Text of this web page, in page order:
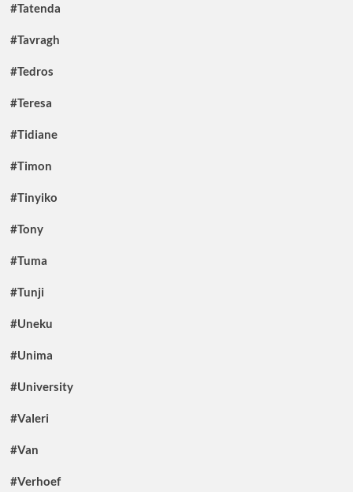
#Tatenda
#Tavragh
#Tedros
#Teresa
#Tidiane
#Timon
#Tinyiko
#Tony
#Tuma
#Tunji
#Uneku
#Unima
#University
#Valeri
#Van
#Verhoef